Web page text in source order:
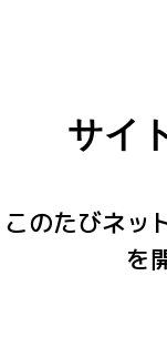
サイ
このたびネッ
を